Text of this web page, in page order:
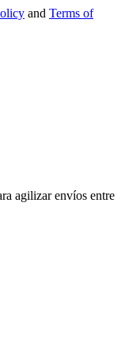
and Terms of
agilizar envíos entre